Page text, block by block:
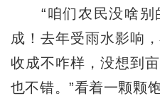
“咱们农民没啥别
成！去年受雨水影响
收成不咋样，没想到
也不错。”看着一颗颗